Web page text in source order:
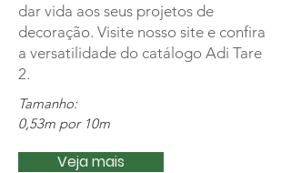
dar vida aos seus projetos de
decoração. Visite nosso site e confira
a versatilidade do catálogo Adi Tare
2.
Tamanho:
0,53m por 10m
Veja mais